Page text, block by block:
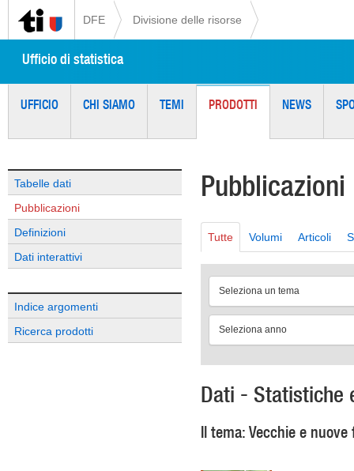
DFE Divisione delle risorse
Ufficio di statistica
UFFICIO CHI SIAMO TEMI PRODOTTI NEWS
Tabelle dati
Pubblicazioni
Definizioni
Dati interattivi
Indice argomenti
Ricerca prodotti
Pubblicazioni
Tutte Volumi Articoli
Seleziona un tema
Seleziona anno
Dati - Statistiche
Il tema: Vecchie e nuove